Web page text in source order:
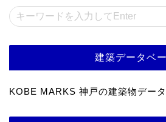
建築データベ
KOBE MARKS 神戸の建築物デー